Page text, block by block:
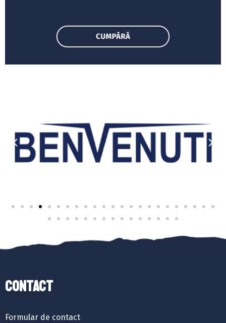
Contact
Formular de contact